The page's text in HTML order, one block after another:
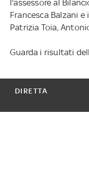
l'assessore al
Francesca Balzani
Patrizia Toia,
Guarda i risultati
DIRETTA